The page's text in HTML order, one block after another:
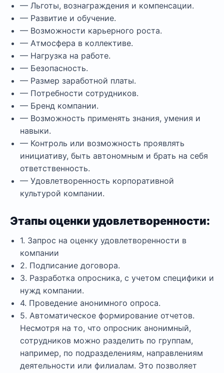
— Льготы, вознаграждения и компенсации.
— Развитие и обучение.
— Возможности карьерного роста.
— Атмосфера в коллективе.
— Нагрузка на работе.
— Безопасность.
— Размер заработной платы.
— Потребности сотрудников.
— Бренд компании.
— Возможность применять знания, умения и
навыки.
— Контроль или возможность проявлять
инициативу, быть автономным и брать на себя
ответственность.
— Удовлетворенность корпоративной
культурой компании.
Этапы оценки удовлетворенности:
1. Запрос на оценку удовлетворенности в
компании
2. Подписание договора.
3. Разработка опросника, с учетом специфики и
нужд компании.
4. Проведение анонимного опроса.
5. Автоматическое формирование отчетов.
Несмотря на то, что опросник анонимный,
сотрудников можно разделить по группам,
например, по подразделениям, направлениям
деятельности или филиалам. Это позволяет